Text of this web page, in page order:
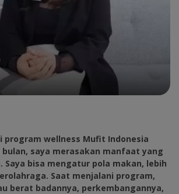
program wellness Mufit Indonesia
saya merasakan manfaat yang
Saya bisa mengatur pola makan, lebih
Saat menjalani program,
berat badannya, perkembangannya,